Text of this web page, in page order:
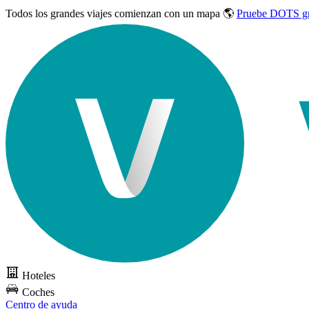
Todos los grandes viajes comienzan con un mapa 🌎 Pruebe DOTS
Hoteles
Coches
Centro de ayuda